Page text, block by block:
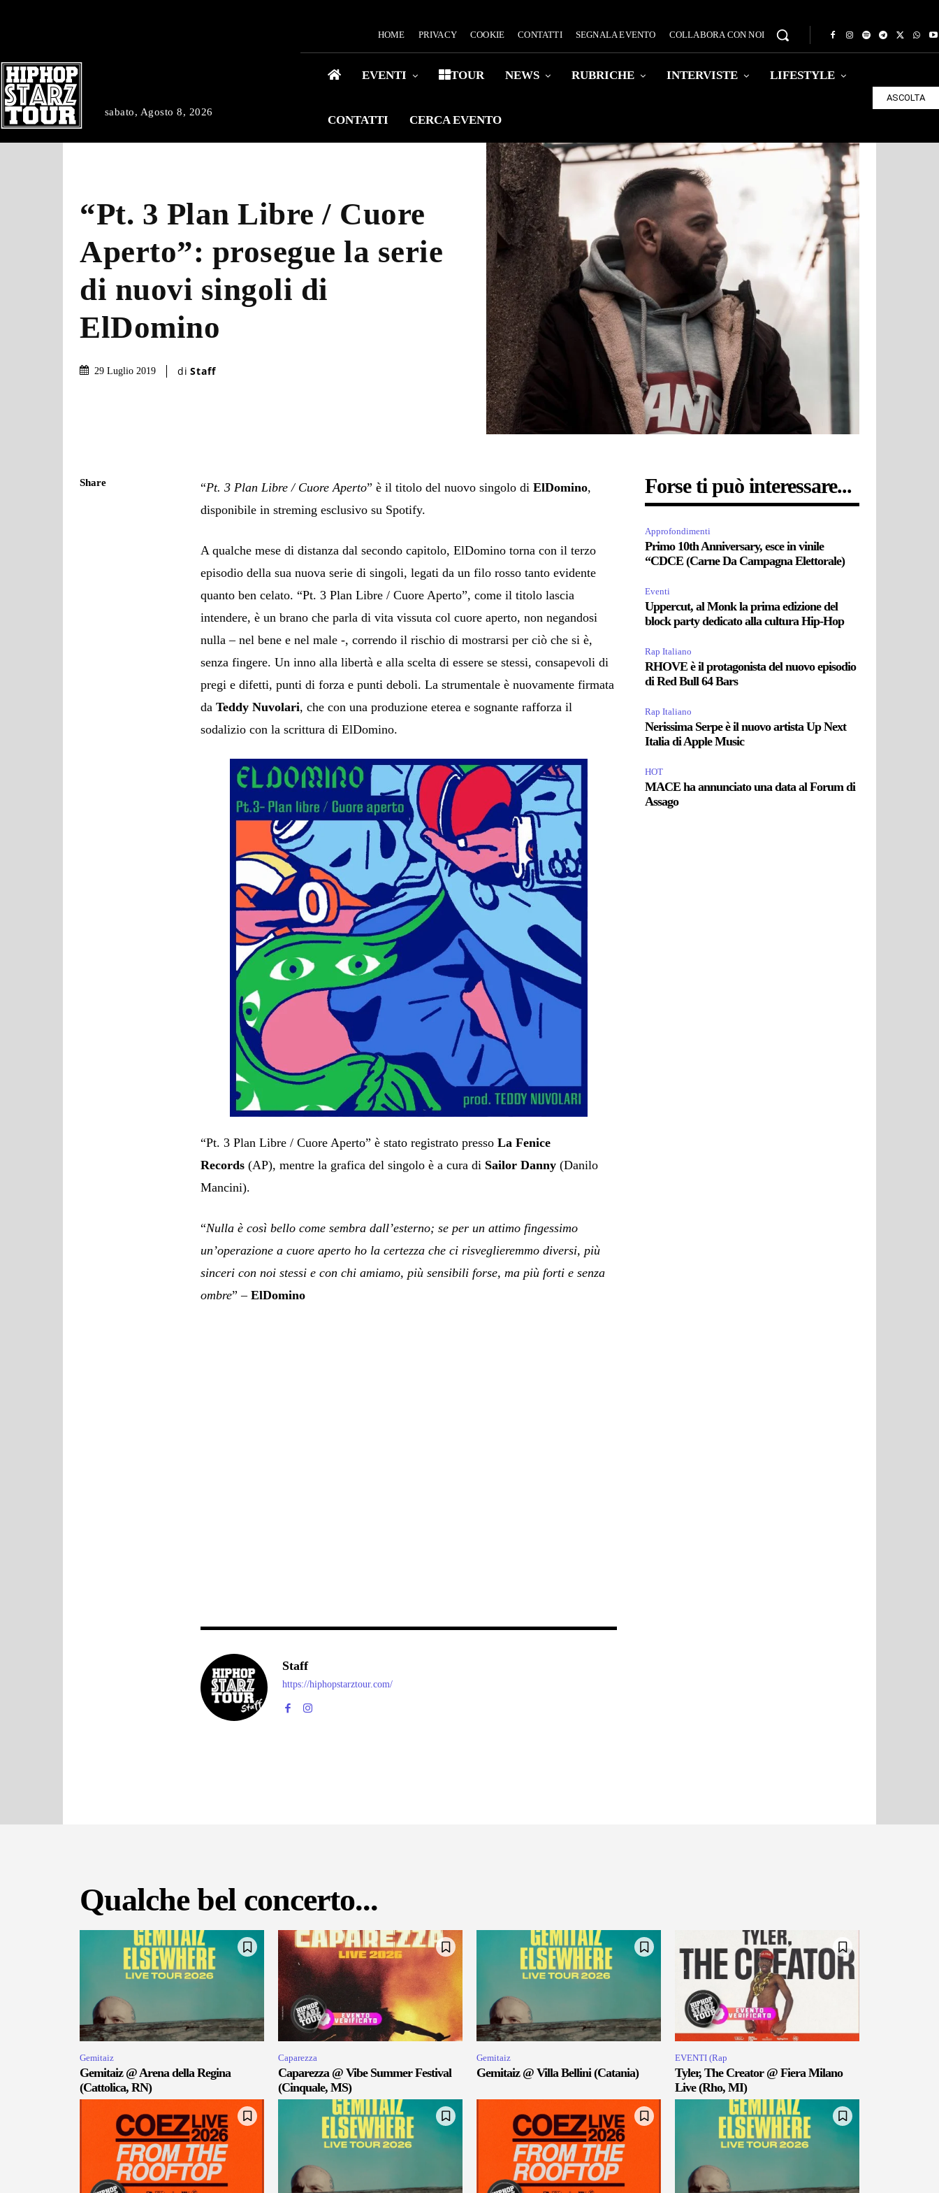
sabato, Agosto 8, 2026
HOME PRIVACY COOKIE CONTATTI SEGNALA EVENTO COLLABORA CON NOI
EVENTI TOUR NEWS RUBRICHE INTERVISTE LIFESTYLE
CONTATTI CERCA EVENTO
ASCOLTA
“Pt. 3 Plan Libre / Cuore
Aperto”: prosegue la serie
di nuovi singoli di
ElDomino
29 Luglio 2019 di Staff
Share “Pt. 3 Plan Libre / Cuore Aperto” è il titolo del nuovo singolo diElDomino,
disponibile in streming esclusivo su Spotify.
A qualche mese di distanza dal secondo capitolo, ElDomino torna con il terzo
episodio della sua nuova serie di singoli, legati da un filo rosso tanto evidente
quanto ben celato. “Pt. 3 Plan Libre / Cuore Aperto”, come il titolo lascia
intendere, è un brano che parla di vita vissuta col cuore aperto, non negandosi
nulla – nel bene e nel male -, correndo il rischio di mostrarsi per ciò che si è,
senza fingere. Un inno alla libertà e alla scelta di essere se stessi, consapevoli di
pregi e difetti, punti di forza e punti deboli. La strumentale è nuovamente firmata
daTeddy Nuvolari, che con una produzione eterea e sognante rafforza il
sodalizio con la scrittura di ElDomino.
“Pt. 3 Plan Libre / Cuore Aperto” è stato registrato pressoLa Fenice
Records (AP), mentre la grafica del singolo è a cura di Sailor Danny (Danilo
Mancini).
“Nulla è così bello come sembra dall’esterno; se per un attimo fingessimo
un’operazione a cuore aperto ho la certezza che ci risveglieremmo diversi, più
sinceri con noi stessi e con chi amiamo, più sensibili forse, ma più forti e senza
ombre” –ElDomino
Staff
https://hiphopstarztour.com/
Forse ti può interessare...
Approfondimenti
Primo 10th Anniversary, esce in vinile
“CDCE (Carne Da Campagna Elettorale)
Eventi
Uppercut, al Monk la prima edizione del
block party dedicato alla cultura Hip-Hop
Rap Italiano
RHOVE è il protagonista del nuovo episodio
di Red Bull 64 Bars
Rap Italiano
Nerissima Serpe è il nuovo artista Up Next
Italia di Apple Music
HOT
MACE ha annunciato una data al Forum di
Assago
Qualche bel concerto...
Gemitaiz
Gemitaiz @ Arena della Regina
(Cattolica, RN)
Caparezza
Caparezza @ Vibe Summer Festival
(Cinquale, MS)
Gemitaiz
Gemitaiz @ Villa Bellini (Catania)
EVENTI (Rap
Tyler, The Creator @ Fiera Milano
Live (Rho, MI)